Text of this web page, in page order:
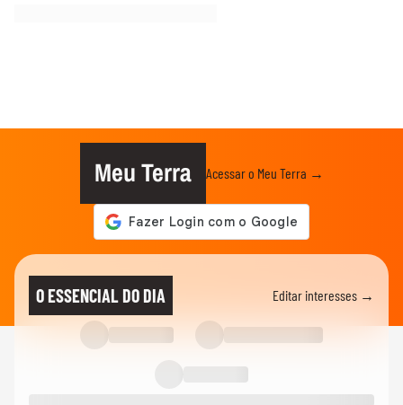
Meu Terra Acessar o Meu Terra →
O ESSENCIAL DO DIA Editar interesses →